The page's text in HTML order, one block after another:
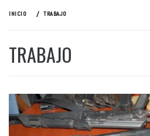
contenido
INICIO TRABAJO
TRABAJO